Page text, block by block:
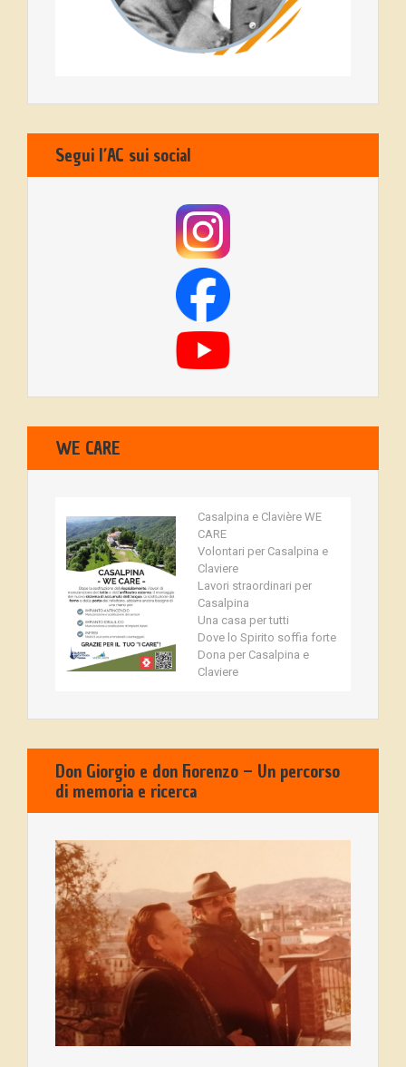
Segui l’AC sui social
WE CARE
Casalpina e Clavière WE
CARE
Volontari per Casalpina e
Claviere
Lavori straordinari per
Casalpina
Una casa per tutti
Dove lo Spirito soffia forte
Dona per Casalpina e
Claviere
Don Giorgio e don Fiorenzo – Un percorso
di memoria e ricerca